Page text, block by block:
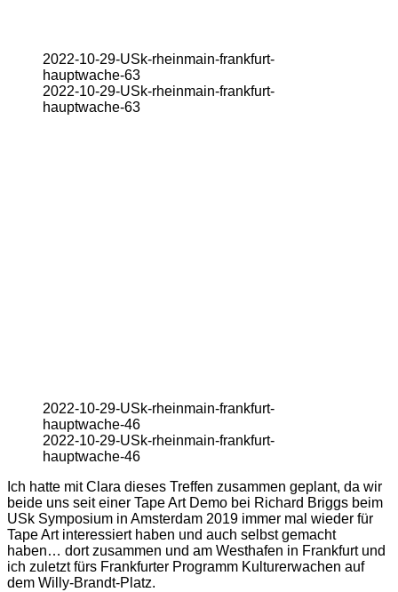
2022-10-29-USk-rheinmain-frankfurt-
hauptwache-63
2022-10-29-USk-rheinmain-frankfurt-
hauptwache-63
2022-10-29-USk-rheinmain-frankfurt-
hauptwache-46
2022-10-29-USk-rheinmain-frankfurt-
hauptwache-46
Ich hatte mit Clara dieses Treffen zusammen geplant, da wir
beide uns seit einer Tape Art Demo bei Richard Briggs beim
USk Symposium in Amsterdam 2019 immer mal wieder für
Tape Art interessiert haben und auch selbst gemacht
haben… dort zusammen und am Westhafen in Frankfurt und
ich zuletzt fürs Frankfurter Programm Kulturerwachen auf
dem Willy-Brandt-Platz.